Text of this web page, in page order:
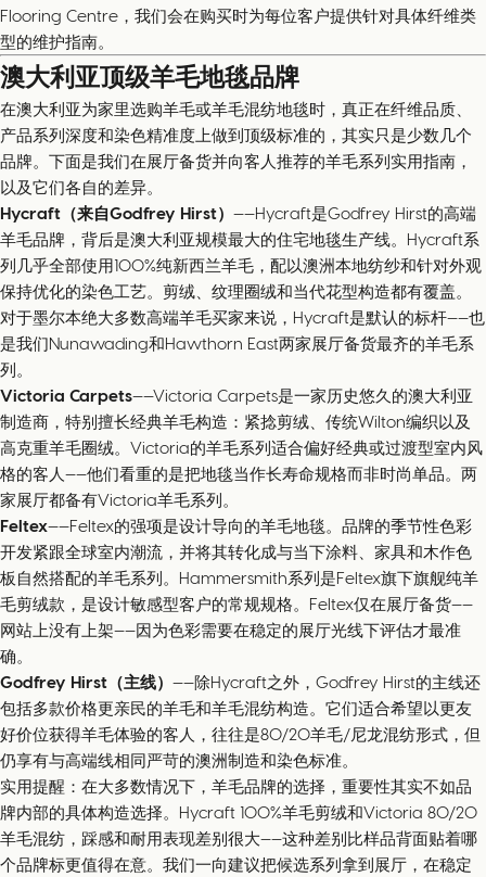
Flooring Centre，我们会在购买时为每位客户提供针对具体纤维类
型的维护指南。
澳大利亚顶级羊毛地毯品牌
在澳大利亚为家里选购羊毛或羊毛混纺地毯时，真正在纤维品质、
产品系列深度和染色精准度上做到顶级标准的，其实只是少数几个
品牌。下面是我们在展厅备货并向客人推荐的羊毛系列实用指南，
以及它们各自的差异。
Hycraft（来自Godfrey Hirst） ——Hycraft是Godfrey Hirst的高端
羊毛品牌，背后是澳大利亚规模最大的住宅地毯生产线。Hycraft系
列几乎全部使用100%纯新西兰羊毛，配以澳洲本地纺纱和针对外观
保持优化的染色工艺。剪绒、纹理圈绒和当代花型构造都有覆盖。
对于墨尔本绝大多数高端羊毛买家来说，Hycraft是默认的标杆——也
是我们Nunawading和Hawthorn East两家展厅备货最齐的羊毛系
列。
Victoria Carpets——Victoria Carpets是一家历史悠久的澳大利亚
制造商，特别擅长经典羊毛构造：紧捻剪绒、传统Wilton编织以及
高克重羊毛圈绒。Victoria的羊毛系列适合偏好经典或过渡型室内风
格的客人——他们看重的是把地毯当作长寿命规格而非时尚单品。两
家展厅都备有Victoria羊毛系列。
Feltex——Feltex的强项是设计导向的羊毛地毯。品牌的季节性色彩
开发紧跟全球室内潮流，并将其转化成与当下涂料、家具和木作色
板自然搭配的羊毛系列。Hammersmith系列是Feltex旗下旗舰纯羊
毛剪绒款，是设计敏感型客户的常规规格。Feltex仅在展厅备货——
网站上没有上架——因为色彩需要在稳定的展厅光线下评估才最准
确。
Godfrey Hirst（主线） ——除Hycraft之外，Godfrey Hirst的主线还
包括多款价格更亲民的羊毛和羊毛混纺构造。它们适合希望以更友
好价位获得羊毛体验的客人，往往是80/20羊毛/尼龙混纺形式，但
仍享有与高端线相同严苛的澳洲制造和染色标准。
实用提醒：在大多数情况下，羊毛品牌的选择，重要性其实不如品
牌内部的具体构造选择。Hycraft 100%羊毛剪绒和Victoria 80/20
羊毛混纺，踩感和耐用表现差别很大——这种差别比样品背面贴着哪
个品牌标更值得在意。我们一向建议把候选系列拿到展厅，在稳定